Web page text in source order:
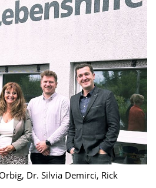
Dr. Silvia Demirci, Rick